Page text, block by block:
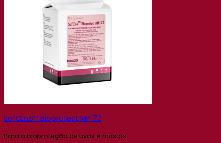
SafŒno™ Bioprotect MP‑72
Para a bioproteção de uvas e mostos